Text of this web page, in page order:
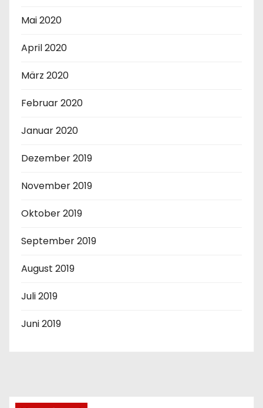
Mai 2020
April 2020
März 2020
Februar 2020
Januar 2020
Dezember 2019
November 2019
Oktober 2019
September 2019
August 2019
Juli 2019
Juni 2019